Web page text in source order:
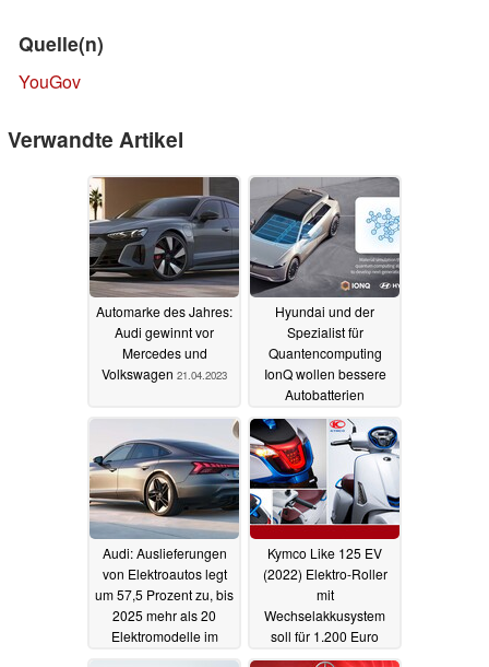
Quelle(n)
YouGov
Verwandte Artikel
Automarke des Jahres:
Audi gewinnt vor
Mercedes und
Volkswagen 21.04.2023
Hyundai und der
Spezialist für
Quantencomputing
IonQ wollen bessere
Autobatterien
entwickeln21.01.2022
Audi: Auslieferungen
von Elektroautos legt
um 57,5 Prozent zu, bis
2025 mehr als 20
Elektromodelle im
Portfolio12.01.2022
Kymco Like 125 EV
(2022) Elektro-Roller
mit
Wechselakkusystem
soll für 1.200 Euro
nach Europa kommen